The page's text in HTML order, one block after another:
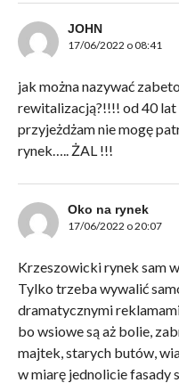
JOHN
17/06/2022 o 08:41
jak można nazywać
rewitalizacją?!!!! od 40
przyjeżdżam nie mogę
rynek….. ŻAL !!!
Oko na rynek
17/06/2022 o 20:07
Krzeszowicki rynek sam
Tylko trzeba wywalić
dramatycznymi
bo wsiowe są aż bolie,
majtek, starych butów,
w miarę jednolicie fasady